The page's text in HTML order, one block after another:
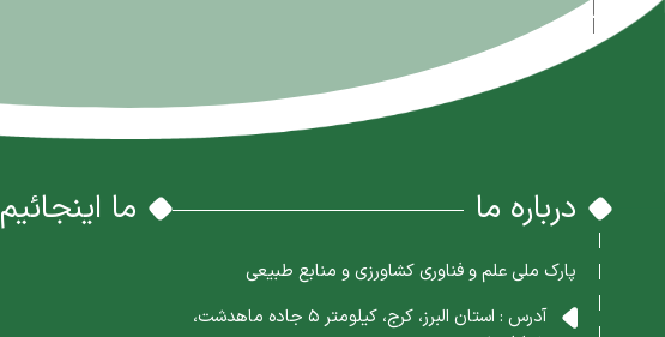
درباره ما
پارک ملی علم و فناوری کشاورزی و منابع طبیعی
آدرس : استان البرز، کرج، کیلومتر 5 جاده ماهدشت،
ما اینجائیم